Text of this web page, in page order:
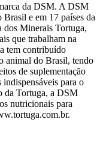
da DSM. A DSM
e em 17 países da
dos Minerais Tortuga,
que trabalham na
tem contribuído
animal do Brasil, tendo
de suplementação
para o
da Tortuga, a DSM
nutricionais para